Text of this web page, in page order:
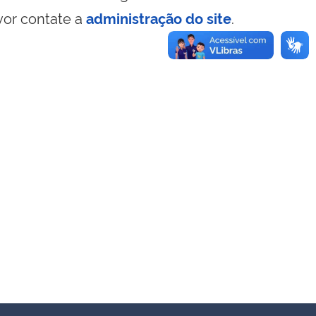
contate a administração do site.